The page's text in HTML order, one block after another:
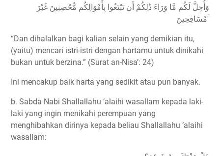
وَأُحِلَّ لَكُم مَّا وَرَاءَ ذَٰلِكُمْ أَن تَبْتَغُوا بِأَمْوَالِكُم مُّحْصِنِينَ غَيْرَ
مُسَافِحِينَ ۚ
“Dan dihalalkan bagi kalian selain yang demikian itu,
(yaitu) mencari istri-istri dengan hartamu untuk dinikahi
bukan untuk berzina.” (Surat an-Nisa’: 24)
Ini mencakup baik harta yang sedikit atau pun banyak.
b. Sabda Nabi Shallallahu ‘alaihi wasallam kepada laki-
laki yang ingin menikahi perempuan yang
menghibahkan dirinya kepada beliau Shallallahu ‘alaihi
wasallam: